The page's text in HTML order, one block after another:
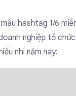
hashtag 1/6
nghiệp tổ
nhi năm nay: